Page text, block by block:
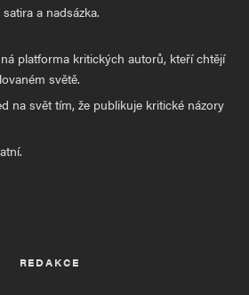
Webová stránka
a nadsázka.
platforma kritických autorů, kteří chtějí
světě.
na svět tím, že publikuje kritické názory
REDAKCE